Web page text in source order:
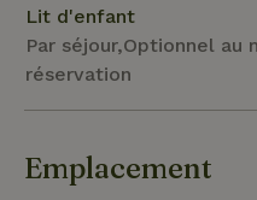
Lit d'enfant
Par séjour,Optionnel au
réservation
Emplacement